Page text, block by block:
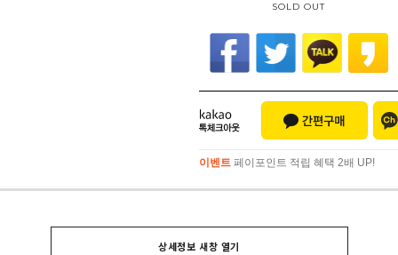
SOLD OUT
이벤트 페이포인트 적립 혜택 2배 UP!
이벤트페이포인트 적립 혜택 2배 UP!
상세정보 새창 열기